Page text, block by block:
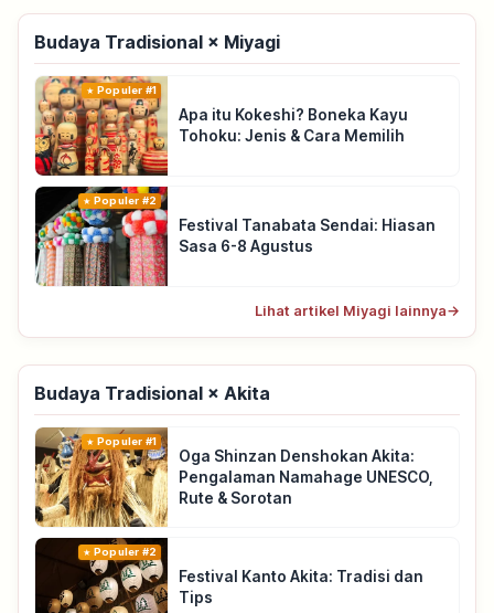
Budaya Tradisional × Miyagi
Populer #1
Apa itu Kokeshi? Boneka Kayu
Tohoku: Jenis & Cara Memilih
Populer #2
Festival Tanabata Sendai: Hiasan
Sasa 6-8 Agustus
Lihat artikel Miyagi lainnya→
Budaya Tradisional × Akita
Populer #1
Oga Shinzan Denshokan Akita:
Pengalaman Namahage UNESCO,
Rute & Sorotan
Populer #2
Festival Kanto Akita: Tradisi dan
Tips